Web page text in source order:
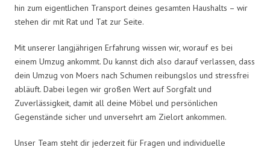
hin zum eigentlichen Transport deines gesamten Haushalts – wir
stehen dir mit Rat und Tat zur Seite.
Mit unserer langjährigen Erfahrung wissen wir, worauf es bei
einem Umzug ankommt. Du kannst dich also darauf verlassen, dass
dein Umzug von Moers nach Schumen reibungslos und stressfrei
abläuft. Dabei legen wir großen Wert auf Sorgfalt und
Zuverlässigkeit, damit all deine Möbel und persönlichen
Gegenstände sicher und unversehrt am Zielort ankommen.
Unser Team steht dir jederzeit für Fragen und individuelle